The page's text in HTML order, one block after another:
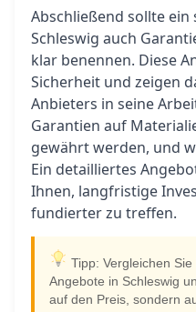
Abschließend sollte ein
Schleswig auch
klar benennen. Diese
Sicherheit und zeigen
Anbieters in seine
Garantien auf
gewährt werden, und
Ein detailliertes
Ihnen, langfristige
fundierter zu treffen.
Tipp: Vergleichen
Angebote in Schleswig
auf den Preis, sondern